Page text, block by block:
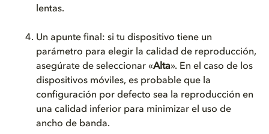
lentas.
Un apunte final: si tu dispositivo tiene un
parámetro para elegir la calidad de reproducción,
asegúrate de seleccionar «Alta». En el caso de los
dispositivos móviles, es probable que la
configuración por defecto sea la reproducción en
una calidad inferior para minimizar el uso de
ancho de banda.